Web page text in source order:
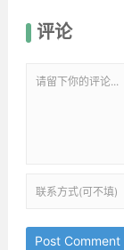
评论
Post Comment